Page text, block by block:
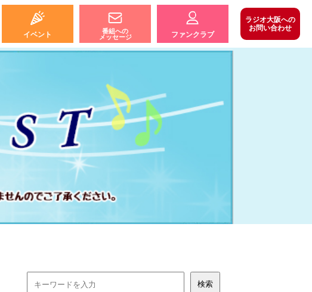
イベント
番組への
メッセージ
ファンクラブ
ラジオ大阪への
お問い合わせ